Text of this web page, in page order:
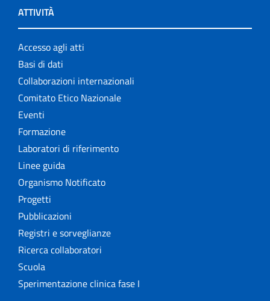
ATTIVITÀ
Accesso agli atti
Basi di dati
Collaborazioni internazionali
Comitato Etico Nazionale
Eventi
Formazione
Laboratori di riferimento
Linee guida
Organismo Notificato
Progetti
Pubblicazioni
Registri e sorveglianze
Ricerca collaboratori
Scuola
Sperimentazione clinica fase I